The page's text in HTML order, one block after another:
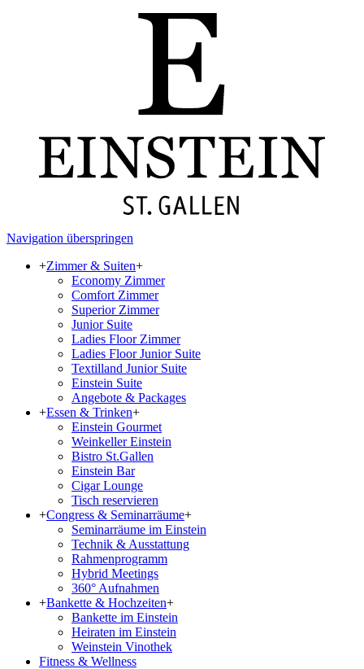
Navigation überspringen
+Zimmer & Suiten+
Economy Zimmer
Comfort Zimmer
Superior Zimmer
Junior Suite
Ladies Floor Zimmer
Ladies Floor Junior Suite
Textilland Junior Suite
Einstein Suite
Angebote & Packages
+Essen & Trinken+
Einstein Gourmet
Weinkeller Einstein
Bistro St.Gallen
Einstein Bar
Cigar Lounge
Tisch reservieren
+Congress & Seminarräume+
Seminarräume im Einstein
Technik & Ausstattung
Rahmenprogramm
Hybrid Meetings
360° Aufnahmen
+Bankette & Hochzeiten+
Bankette im Einstein
Heiraten im Einstein
Weinstein Vinothek
Fitness & Wellness